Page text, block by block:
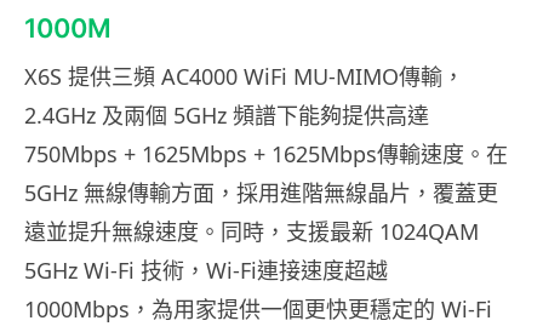
1000M
X6S 提供三頻 AC4000 WiFi MU-MIMO傳輸，
2.4GHz 及兩個 5GHz 頻譜下能夠提供高達
750Mbps + 1625Mbps + 1625Mbps傳輸速度。在
5GHz 無線傳輸方面，採用進階無線晶片，覆蓋更
遠並提升無線速度。同時，支援最新 1024QAM
5GHz Wi-Fi 技術，Wi-Fi連接速度超越
1000Mbps，為用家提供一個更快更穩定的 Wi-Fi